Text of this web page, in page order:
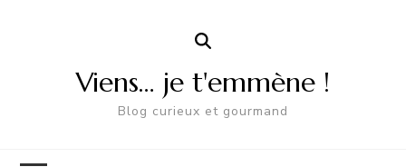
Viens… je t'emmène !
Blog curieux et gourmand